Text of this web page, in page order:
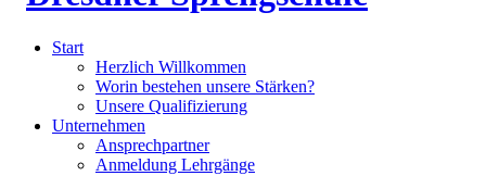
Start
Herzlich Willkommen
Worin bestehen unsere Stärken?
Unsere Qualifizierung
Unternehmen
Ansprechpartner
Anmeldung Lehrgänge